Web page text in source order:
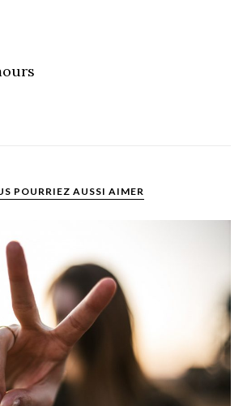
POURRIEZ AUSSI AIMER